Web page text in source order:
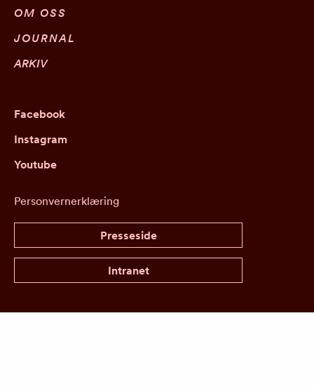
OM OSS
JOURNAL
ARKIV
Facebook
Instagram
Youtube
Personvernerklæring
Presseside
Intranet